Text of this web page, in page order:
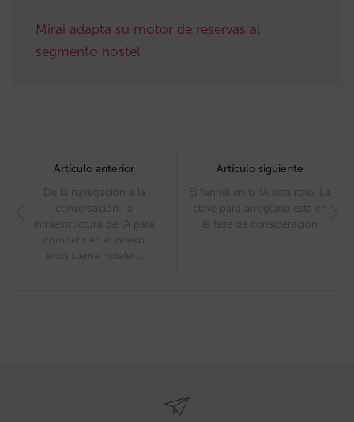
Mirai adapta su motor de reservas al
segmento hostel
navigation
Artículo anterior
De la navegación a la
conversación: la
infraestructura de IA para
competir en el nuevo
ecosistema hotelero
Artículo siguiente
El funnel en la IA está roto. La
clave para arreglarlo está en
la fase de consideración